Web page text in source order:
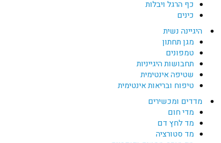
כף הרגל ויבלות
כינים
היגיינה נשית
מגן תחתון
טמפונים
תחבושות היגייניות
שטיפה אינטימית
טיפוח ובריאות אינטימית
מדדים ומכשירים
מדי חום
מד לחץ דם
מד סטורציה